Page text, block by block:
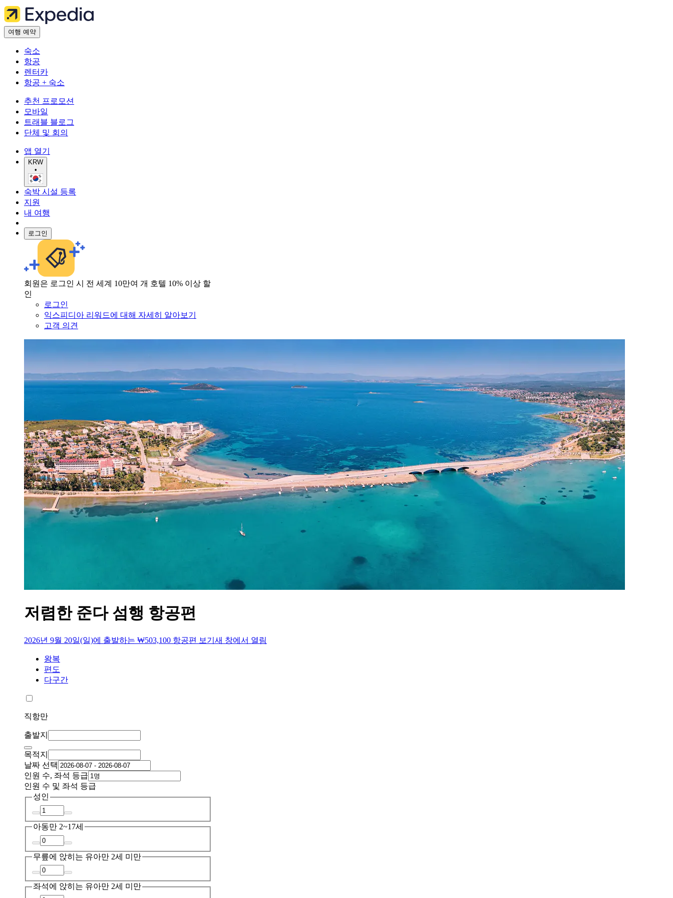
여행 예약
숙소
항공
렌터카
항공 + 숙소
추천 프로모션
모바일
트래블 블로그
단체 및 회의
앱 열기
KRW
•
숙박 시설 등록
지원
내 여행
로그인
회원은 로그인 시 전 세계 10만여 개 호텔 10% 이상 할
인
로그인
익스피디아 리워드에 대해 자세히 알아보기
고객 의견
저렴한 준다 섬행 항공편
2026년 9월 20일(일)에 출발하는 ₩503,100 항공편 보기 새 창에서 열림
왕복
편도
다구간
직항만
출발지
목적지
날짜 선택
인원 수, 좌석 등급
인원 수 및 좌석 등급
성인
아동만 2~17세
무릎에 앉히는 유아만 2세 미만
좌석에 앉히는 유아만 2세 미만